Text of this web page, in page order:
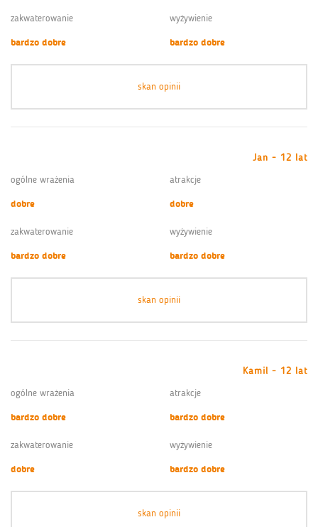
zakwaterowanie
bardzo dobre
wyżywienie
bardzo dobre
skan opinii
Jan - 12 lat
ogólne wrażenia
dobre
atrakcje
dobre
zakwaterowanie
bardzo dobre
wyżywienie
bardzo dobre
skan opinii
Kamil - 12 lat
ogólne wrażenia
bardzo dobre
atrakcje
bardzo dobre
zakwaterowanie
dobre
wyżywienie
bardzo dobre
skan opinii